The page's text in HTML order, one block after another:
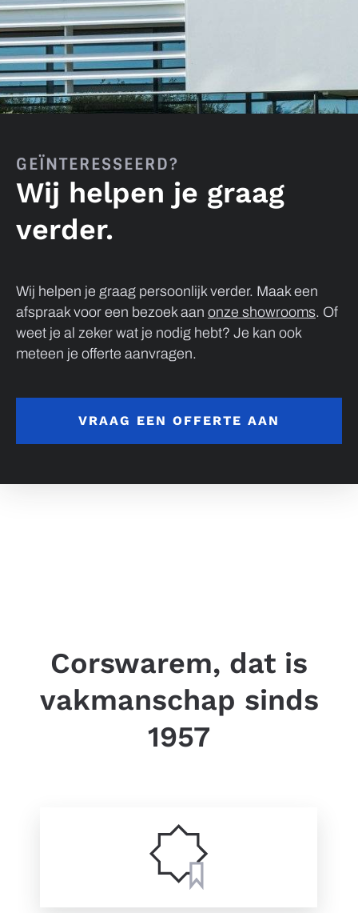
GEÏNTERESSEERD?
Wij helpen je graag
verder.
Wij helpen je graag persoonlijk verder. Maak een
afspraak voor een bezoek aan onze showrooms. Of
weet je al zeker wat je nodig hebt? Je kan ook
meteen je offerte aanvragen.
VRAAG EEN OFFERTE AAN
Corswarem, dat is
vakmanschap sinds
1957